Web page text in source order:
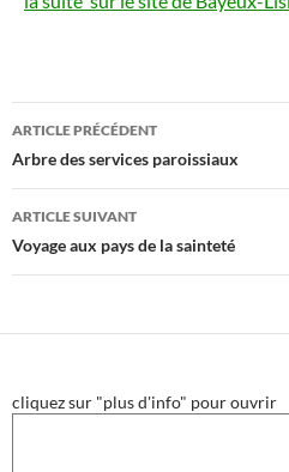
Navigation
des
articles
ARTICLE PRÉCÉDENT
Arbre des services paroissiaux
ARTICLE SUIVANT
Voyage aux pays de la sainteté
cliquez sur "plus d'info" pour ouvrir